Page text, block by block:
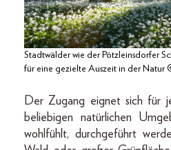
Stadtwälder wie der Pötzleinsdorfer
für eine gezielte Auszeit in der Natur
Der Zugang eignet sich für
beliebigen natürlichen
wohlfühlt, durchgeführt